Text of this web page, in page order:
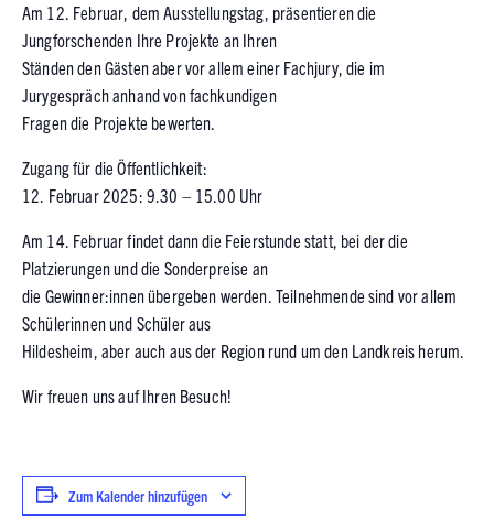
Am 12. Februar, dem Ausstellungstag, präsentieren die
Jungforschenden Ihre Projekte an Ihren
Ständen den Gästen aber vor allem einer Fachjury, die im
Jurygespräch anhand von fachkundigen
Fragen die Projekte bewerten.
Zugang für die Öffentlichkeit:
12. Februar 2025: 9.30 – 15.00 Uhr
Am 14. Februar findet dann die Feierstunde statt, bei der die
Platzierungen und die Sonderpreise an
die Gewinner:innen übergeben werden. Teilnehmende sind vor allem
Schülerinnen und Schüler aus
Hildesheim, aber auch aus der Region rund um den Landkreis herum.
Wir freuen uns auf Ihren Besuch!
Zum Kalender hinzufügen